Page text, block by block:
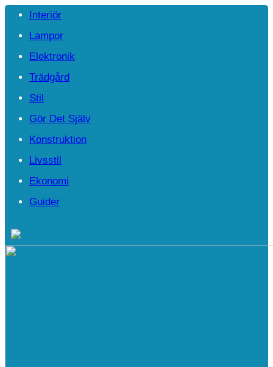
Interiör
Lampor
Elektronik
Trädgård
Stil
Gör Det Själv
Konstruktion
Livsstil
Ekonomi
Guider